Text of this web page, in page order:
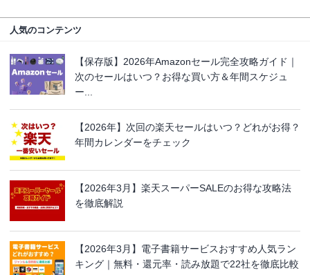
人気のコンテンツ
【保存版】2026年Amazonセール完全攻略ガイド｜
次のセールはいつ？お得な買い方＆年間スケジュ
ー...
【2026年】次回の楽天セールはいつ？どれがお得？
年間カレンダーをチェック
【2026年3月】楽天スーパーSALEのお得な攻略法
を徹底解説
【2026年3月】電子書籍サービスおすすめ人気ラン
キング｜無料・還元率・読み放題で22社を徹底比較